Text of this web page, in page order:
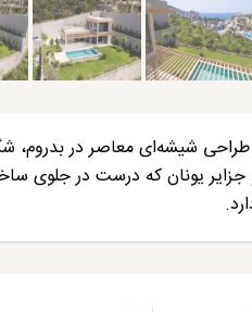
طراحی شیشه‌ای معاصر در بدروم،
جزایر یونان که درست در جلوی